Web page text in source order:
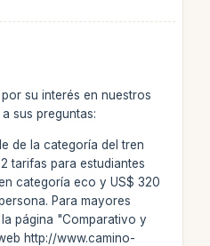
su interés en nuestros
sus preguntas:
de la categoría del tren
tarifas para estudiantes
categoría eco y US$ 320
Para mayores
página "Comparativo y
http://www.camino-